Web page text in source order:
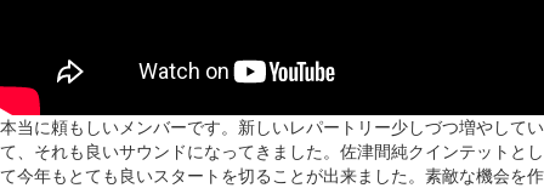
本当に頼もしいメンバーです。新しいレパートリー少しづつ増やしてい
て、それも良いサウンドになってきました。 佐津間純クインテットとし
て今年もとても良いスタートを切ることが出来ました。素敵な機会を作